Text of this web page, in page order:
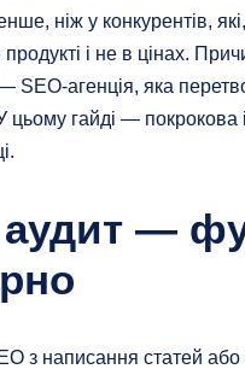
ніж у конкурентів,
продукті і не в цінах.
SEO-агенція, яка
цьому гайді — покрокова
аудит —
з написання статей